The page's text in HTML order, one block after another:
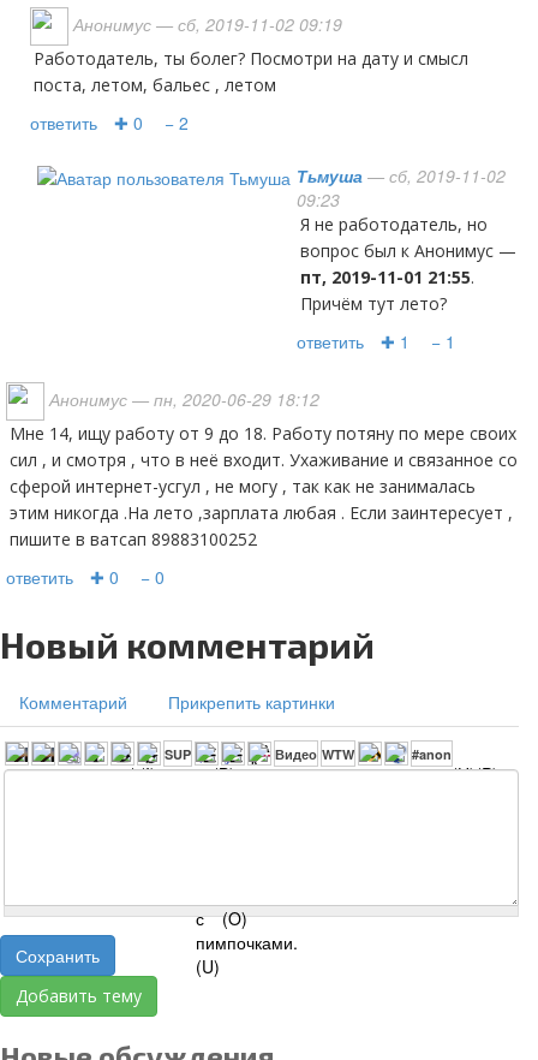
Анонимус — сб, 2019-11-02 09:19
Работодатель, ты болег? Посмотри на дату и смысл
поста, летом, бальес , летом
ответить ✚ 0 − 2
Тьмуша — сб, 2019-11-02
09:23
Я не работодатель, но
вопрос был к Анонимус —
пт, 2019-11-01 21:55.
Причём тут лето?
ответить ✚ 1 − 1
Анонимус — пн, 2020-06-29 18:12
Мне 14, ищу работу от 9 до 18. Работу потяну по мере своих
сил , и смотря , что в неё входит. Ухаживание и связанное со
сферой интернет-усгул , не могу , так как не занималась
этим никогда .На лето ,зарплата любая . Если заинтересует ,
пишите в ватсап 89883100252
ответить ✚ 0 − 0
Новый комментарий
Комментарий Прикрепить картинки
Сохранить
Добавить тему